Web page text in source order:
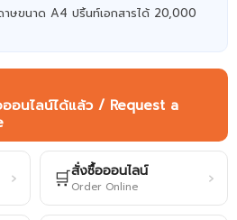
ษขนาด A4 ปริ้นท์เอกสารได้ 20,000
ออนไลน์ได้แล้ว / Request a
› 🛒สั่งซื้อออนไลน์
Order Online ›